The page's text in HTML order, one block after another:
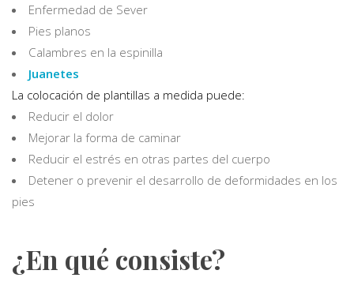
Enfermedad de Sever
Pies planos
Calambres en la espinilla
Juanetes
La colocación de plantillas a medida puede:
Reducir el dolor
Mejorar la forma de caminar
Reducir el estrés en otras partes del cuerpo
Detener o prevenir el desarrollo de deformidades en los
pies
¿En qué consiste?